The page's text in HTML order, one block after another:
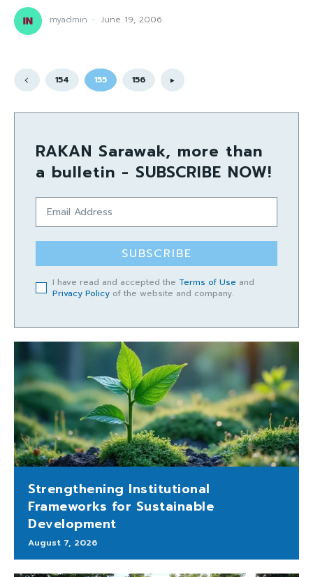
myadmin - June 19, 2006
154 155 156
RAKAN Sarawak, more than
a bulletin - SUBSCRIBE NOW!
SUBSCRIBE
I have read and accepted the Terms of Use and
Privacy Policy of the website and company.
Strengthening Institutional
Frameworks for Sustainable
Development
August 7, 2026